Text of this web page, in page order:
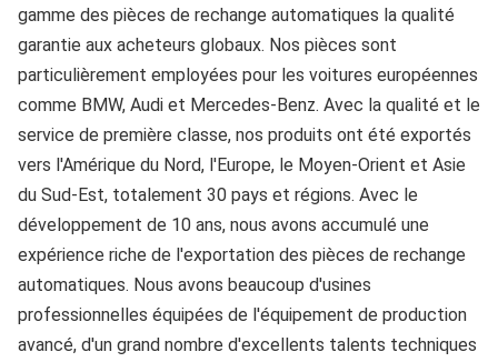
gamme des pièces de rechange automatiques la qualité
garantie aux acheteurs globaux. Nos pièces sont
particulièrement employées pour les voitures européennes
comme BMW, Audi et Mercedes-Benz. Avec la qualité et le
service de première classe, nos produits ont été exportés
vers l'Amérique du Nord, l'Europe, le Moyen-Orient et Asie
du Sud-Est, totalement 30 pays et régions. Avec le
développement de 10 ans, nous avons accumulé une
expérience riche de l'exportation des pièces de rechange
automatiques. Nous avons beaucoup d'usines
professionnelles équipées de l'équipement de production
avancé, d'un grand nombre d'excellents talents techniques